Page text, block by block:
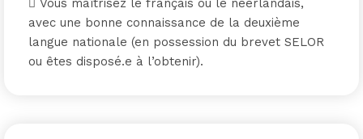
 Vous maîtrisez le français ou le néerlandais,
avec une bonne connaissance de la deuxième
langue nationale (en possession du brevet SELOR
ou êtes disposé.e à l’obtenir).